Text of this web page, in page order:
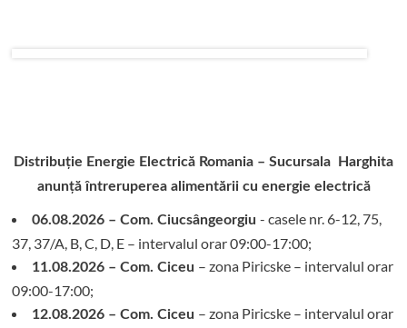
Distribuție Energie Electrică Romania – Sucursala Harghita
anunță întreruperea alimentării cu energie electrică
06.08.2026 – Com. Ciucsângeorgiu - casele nr. 6-12, 75,
37, 37/A, B, C, D, E – intervalul orar 09:00-17:00;
11.08.2026 – Com. Ciceu – zona Piricske – intervalul orar
09:00-17:00;
12.08.2026 – Com. Ciceu – zona Piricske – intervalul orar